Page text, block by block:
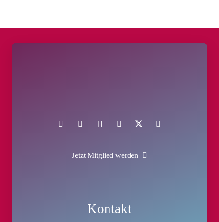
Jetzt Mitglied werden
Kontakt